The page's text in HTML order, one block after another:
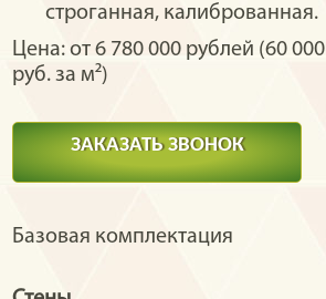
строганная, калиброванная.
Цена: от 6 780 000 рублей (60 000
руб. за м²)
ЗАКАЗАТЬ ЗВОНОК
Базовая комплектация